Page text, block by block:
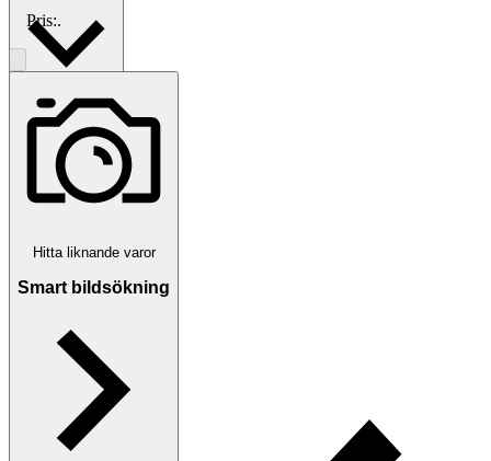
BetalningVia Tradera
Traderas köparskydd
Pris:.
Hitta liknande varor
Smart bildsökning